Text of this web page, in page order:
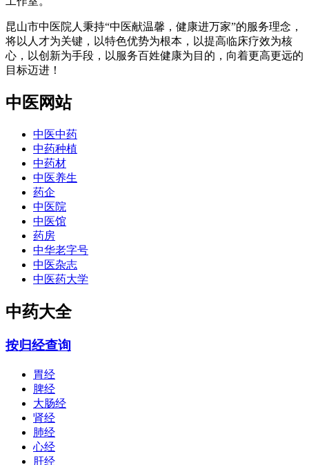
昆山市中医院人秉持“中医献温馨，健康进万家”的服务理念，
将以人才为关键，以特色优势为根本，以提高临床疗效为核
心，以创新为手段，以服务百姓健康为目的，向着更高更远的
目标迈进！
中医网站
中医中药
中药种植
中药材
中医养生
药企
中医院
中医馆
药房
中华老字号
中医杂志
中医药大学
中药大全
按归经查询
胃经
脾经
大肠经
肾经
肺经
心经
肝经